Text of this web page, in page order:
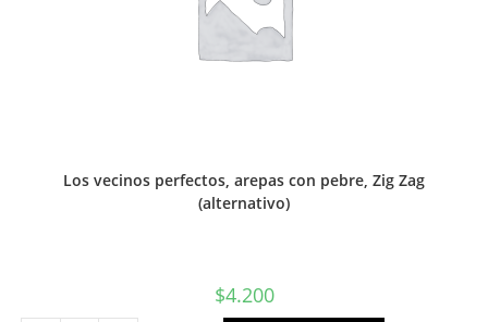
Los vecinos perfectos, arepas con pebre, Zig Zag
(alternativo)
$4.200